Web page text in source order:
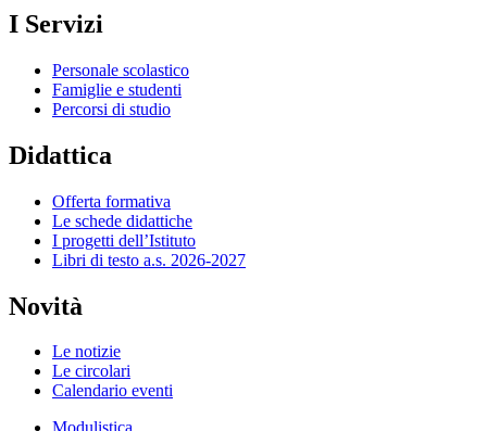
I Servizi
Personale scolastico
Famiglie e studenti
Percorsi di studio
Didattica
Offerta formativa
Le schede didattiche
I progetti dell’Istituto
Libri di testo a.s. 2026-2027
Novità
Le notizie
Le circolari
Calendario eventi